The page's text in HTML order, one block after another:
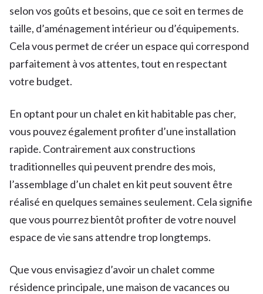
selon vos goûts et besoins, que ce soit en termes de
taille, d’aménagement intérieur ou d’équipements.
Cela vous permet de créer un espace qui correspond
parfaitement à vos attentes, tout en respectant
votre budget.
En optant pour un chalet en kit habitable pas cher,
vous pouvez également profiter d’une installation
rapide. Contrairement aux constructions
traditionnelles qui peuvent prendre des mois,
l’assemblage d’un chalet en kit peut souvent être
réalisé en quelques semaines seulement. Cela signifie
que vous pourrez bientôt profiter de votre nouvel
espace de vie sans attendre trop longtemps.
Que vous envisagiez d’avoir un chalet comme
résidence principale, une maison de vacances ou